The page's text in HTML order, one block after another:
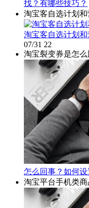
找？有哪些技巧？
淘宝客自选计划
淘宝客自选计划
07/31 22
淘宝裂变券是怎
怎么回事？如何设
淘宝平台手机类